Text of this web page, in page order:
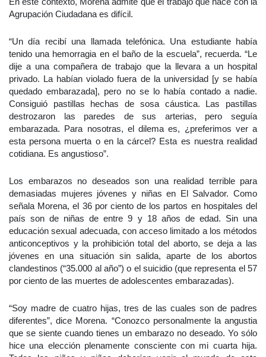
Agrupación Ciudadana es difícil.
“Un día recibí una llamada telefónica. Una estudiante había
tenido una hemorragia en el baño de la escuela”, recuerda. “Le
dije a una compañera de trabajo que la llevara a un hospital
privado. La habían violado fuera de la universidad [y se había
quedado embarazada], pero no se lo había contado a nadie.
Consiguió pastillas hechas de sosa cáustica. Las pastillas
destrozaron las paredes de sus arterias, pero seguía
embarazada. Para nosotras, el dilema es, ¿preferimos ver a
esta persona muerta o en la cárcel? Esta es nuestra realidad
cotidiana. Es angustioso”.
Los embarazos no deseados son una realidad terrible para
demasiadas mujeres jóvenes y niñas en El Salvador. Como
señala Morena, el 36 por ciento de los partos en hospitales del
país son de niñas de entre 9 y 18 años de edad. Sin una
educación sexual adecuada, con acceso limitado a los métodos
anticonceptivos y la prohibición total del aborto, se deja a las
jóvenes en una situación sin salida, aparte de los abortos
clandestinos (“35.000 al año”) o el suicidio (que representa el 57
por ciento de las muertes de adolescentes embarazadas).
“Soy madre de cuatro hijas, tres de las cuales son de padres
diferentes”, dice Morena. “Conozco personalmente la angustia
que se siente cuando tienes un embarazo no deseado. Yo sólo
hice una elección plenamente consciente con mi cuarta hija.